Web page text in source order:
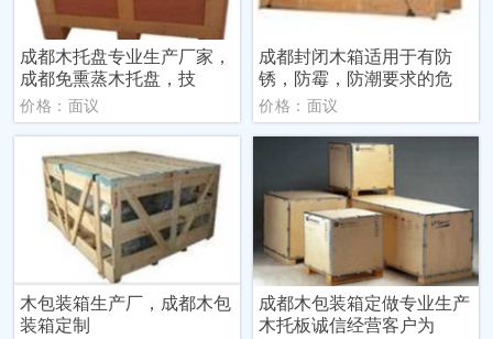
成都木托盘专业生产厂家，
成都免熏蒸木托盘，技
价格：面议
成都封闭木箱适用于有防
锈，防霉，防潮要求的危
价格：面议
木包装箱生产厂，成都木包
装箱定制
成都木包装箱定做专业生产
木托板诚信经营客户为